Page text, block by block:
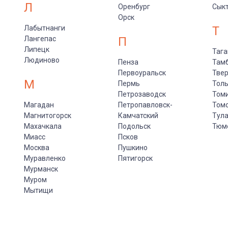
Л
Лабытнанги
Лангепас
Липецк
Людиново
М
Магадан
Магнитогорск
Махачкала
Миасс
Москва
Муравленко
Мурманск
Муром
Мытищи
Оренбург
Орск
П
Пенза
Первоуральск
Пермь
Петрозаводск
Петропавловск-
Камчатский
Подольск
Псков
Пушкино
Пятигорск
Т
Тула